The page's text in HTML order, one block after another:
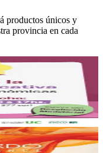
Juan. Desdeferias
productos únicos y
provincia en cada